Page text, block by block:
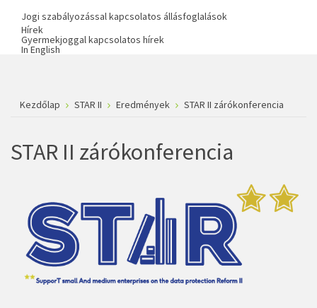
Jogi szabályozással kapcsolatos állásfoglalások
Hírek
Gyermekjoggal kapcsolatos hírek
In English
Kezdőlap STAR II Eredmények STAR II zárókonferencia
STAR II zárókonferencia